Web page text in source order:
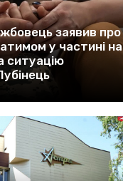
заявив про
у частині на
ситуацію